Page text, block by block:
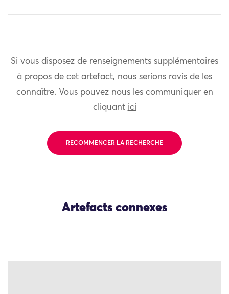
Si vous disposez de renseignements supplémentaires
à propos de cet artefact, nous serions ravis de les
connaître. Vous pouvez nous les communiquer en
cliquant ici
RECOMMENCER LA RECHERCHE
Artefacts connexes